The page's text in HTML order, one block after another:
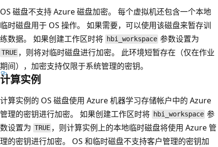
OS 磁盘不支持 Azure 磁盘加密。 每个虚拟机还包含一个本地
临时磁盘用于 OS 操作。 如果需要，可以使用该磁盘来暂存训
练数据。 如果创建工作区时将 hbi_workspace 参数设置为
TRUE ，则将对临时磁盘进行加密。 此环境短暂存在（仅在作业
期间），加密支持仅限于系统管理的密钥。
计算实例
计算实例的 OS 磁盘使用 Azure 机器学习存储帐户中的 Azure
管理的密钥进行加密。 如果创建工作区时将 hbi_workspace 参
数设置为 TRUE ，则计算实例上的本地临时磁盘将使用 Azure 管
理的密钥进行加密。 OS 和临时磁盘不支持客户管理的密钥加